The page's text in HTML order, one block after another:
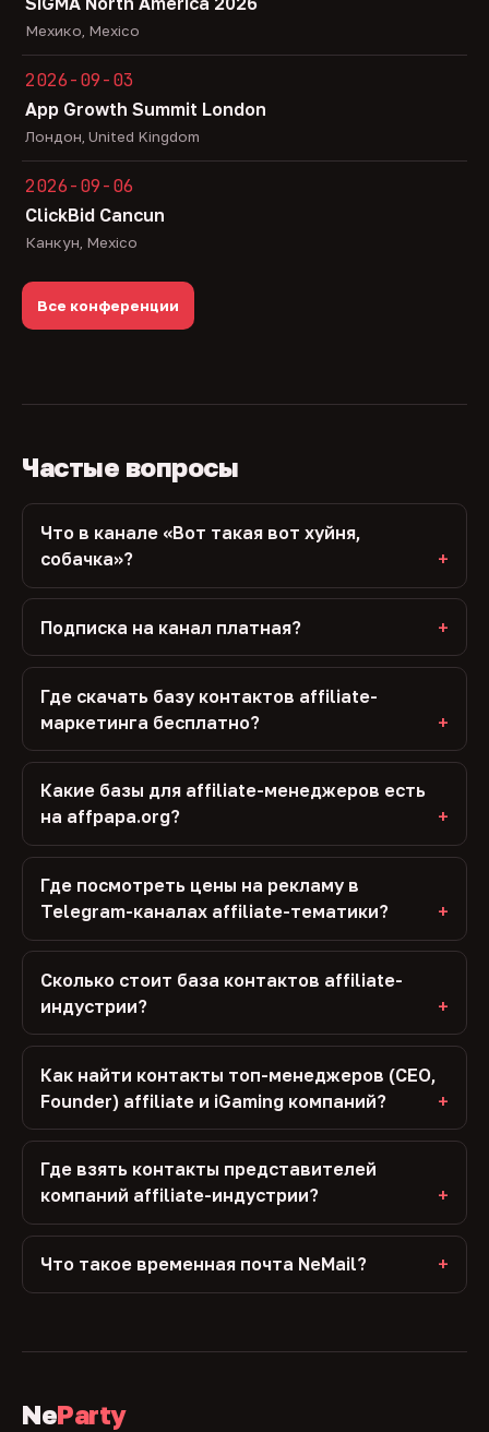
Мехико, Mexico
2026-09-03
App Growth Summit London
Лондон, United Kingdom
2026-09-06
ClickBid Cancun
Канкун, Mexico
Все конференции
Частые вопросы
Что в канале «Вот такая вот хуйня,
собачка»?
Подписка на канал платная?
Где скачать базу контактов affiliate-
маркетинга бесплатно?
Какие базы для affiliate-менеджеров есть
на affpapa.org?
Где посмотреть цены на рекламу в
Telegram-каналах affiliate-тематики?
Сколько стоит база контактов affiliate-
индустрии?
Как найти контакты топ-менеджеров (CEO,
Founder) affiliate и iGaming компаний?
Где взять контакты представителей
компаний affiliate-индустрии?
Что такое временная почта NeMail?
NeParty